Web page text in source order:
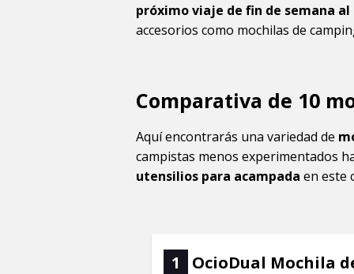
próximo viaje de fin de semana al
accesorios como mochilas de
Comparativa de 10
Aquí encontrarás una variedad de
campistas menos experimentados
utensilios para acampada en este
1
OcioDual Mochila